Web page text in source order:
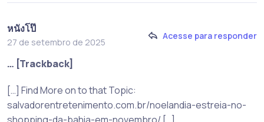
หนังโป๊
27 de setembro de 2025
Acesse para responder
… [Trackback]
[…] Find More on to that Topic:
salvadorentretenimento.com.br/noelandia-estreia-no-